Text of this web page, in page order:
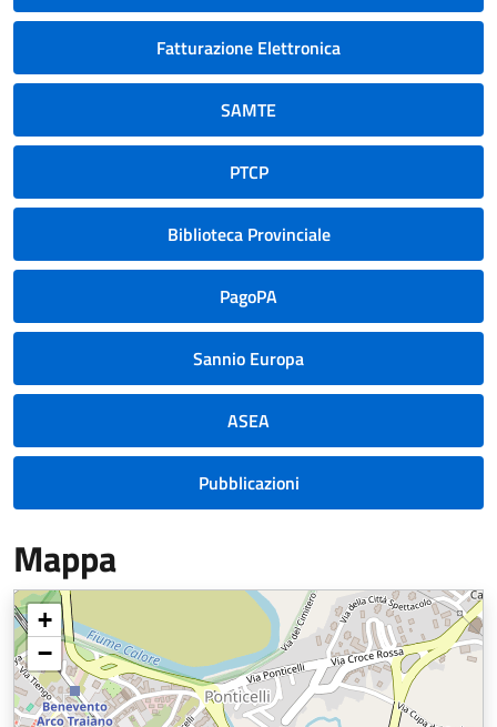
Fatturazione Elettronica
SAMTE
PTCP
Biblioteca Provinciale
PagoPA
Sannio Europa
ASEA
Pubblicazioni
Mappa
+
−